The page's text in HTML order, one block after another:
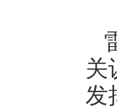
关
发